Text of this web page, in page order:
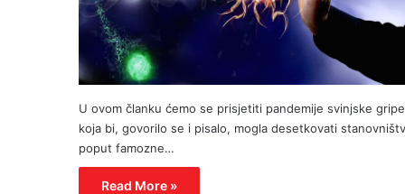
U ovom članku ćemo se prisjetiti pandemije svinjske gripe
koja bi, govorilo se i pisalo, mogla desetkovati
poput famozne…
Read More »